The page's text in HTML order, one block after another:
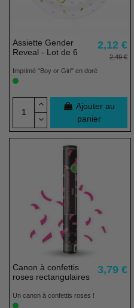
Assiette Gender
Reveal - Lot de 6
2,12 €
2,49 €
Imprimé "Boy or Girl" en doré
Ajouter au
panier
Canon à confettis
roses rectangulaires
3,79 €
Un canon à confettis roses !